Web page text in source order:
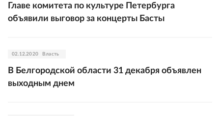
Главе комитета по культуре Петербурга
объявили выговор за концерты Басты
02.12.2020 Власть
В Белгородской области 31 декабря объявлен
выходным днем